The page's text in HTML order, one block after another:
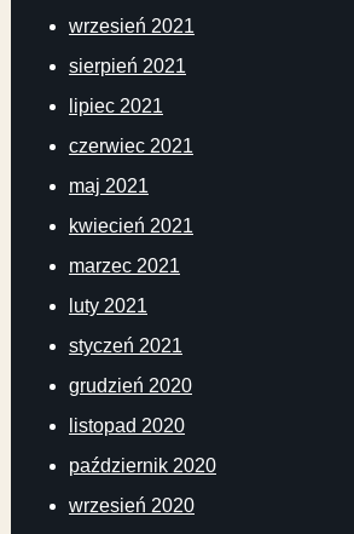
wrzesień 2021
sierpień 2021
lipiec 2021
czerwiec 2021
maj 2021
kwiecień 2021
marzec 2021
luty 2021
styczeń 2021
grudzień 2020
listopad 2020
październik 2020
wrzesień 2020